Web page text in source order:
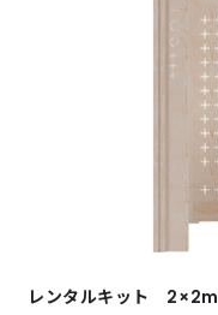
レンタルキット 2×2m